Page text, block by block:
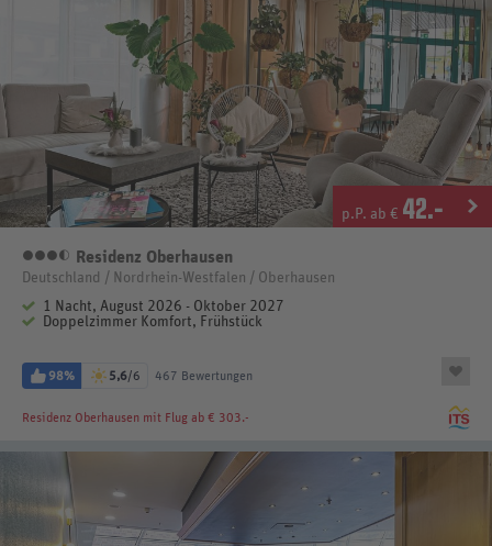
p.P. ab € 42.-
3,5 Sterne
Residenz Oberhausen
Deutschland / Nordrhein-Westfalen / Oberhausen
1 Nacht, August 2026 - Oktober 2027
Doppelzimmer Komfort, Frühstück
98% 5,6/6 467 Bewertungen
Residenz Oberhausen mit Flug ab € 303.-